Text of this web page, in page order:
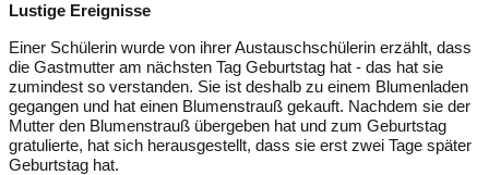
Lustige Ereignisse
Einer Schülerin wurde von ihrer Austauschschülerin erzählt, dass
die Gastmutter am nächsten Tag Geburtstag hat - das hat sie
zumindest so verstanden. Sie ist deshalb zu einem Blumenladen
gegangen und hat einen Blumenstrauß gekauft. Nachdem sie der
Mutter den Blumenstrauß übergeben hat und zum Geburtstag
gratulierte, hat sich herausgestellt, dass sie erst zwei Tage später
Geburtstag hat.